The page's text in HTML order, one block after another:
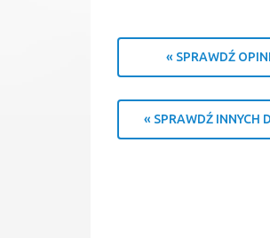
« SPRAWDŹ
« SPRAWDŹ INNYCH